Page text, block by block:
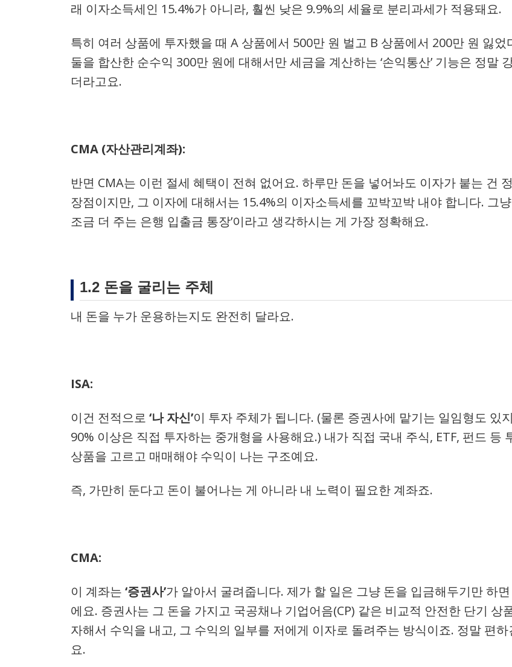
래 이자소득세인 15.4%가 아니라, 훨씬 낮은 9.9%의 세율로 분리과세가 적용돼요.
특히 여러 상품에 투자했을 때 A 상품에서 500만 원 벌고 B 상품에서 200만 원 잃었
둘을 합산한 순수익 300만 원에 대해서만 세금을 계산하는 ‘손익통산’ 기능은 정말
더라고요.
CMA (자산관리계좌):
반면 CMA는 이런 절세 혜택이 전혀 없어요. 하루만 돈을 넣어놔도 이자가 붙는 건
장점이지만, 그 이자에 대해서는 15.4%의 이자소득세를 꼬박꼬박 내야 합니다. 그냥
조금 더 주는 은행 입출금 통장’이라고 생각하시는 게 가장 정확해요.
1.2 돈을 굴리는 주체
내 돈을 누가 운용하는지도 완전히 달라요.
ISA:
이건 전적으로 ‘나 자신’이 투자 주체가 됩니다. (물론 증권사에 맡기는 일임형도 있
90% 이상은 직접 투자하는 중개형을 사용해요.) 내가 직접 국내 주식, ETF, 펀드 등
상품을 고르고 매매해야 수익이 나는 구조예요.
즉, 가만히 둔다고 돈이 불어나는 게 아니라 내 노력이 필요한 계좌죠.
CMA:
이 계좌는 ‘증권사’가 알아서 굴려줍니다. 제가 할 일은 그냥 돈을 입금해두기만 하면
에요. 증권사는 그 돈을 가지고 국공채나 기업어음(CP) 같은 비교적 안전한 단기 상
자해서 수익을 내고, 그 수익의 일부를 저에게 이자로 돌려주는 방식이죠. 정말 편하
요.